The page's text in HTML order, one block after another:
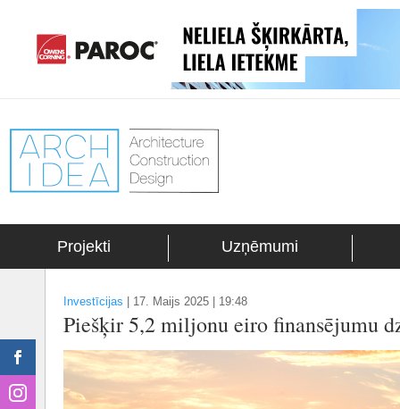
Projekti Uzņēmumi
Investīcijas 17. Maijs 2025 | 19:48
Piešķir 5,2 miljonu eiro finansējumu